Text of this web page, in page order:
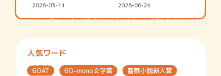
2026-03-11 2026-06-24
人気ワード
GOAT GO-mono文学賞
警察小説新人賞